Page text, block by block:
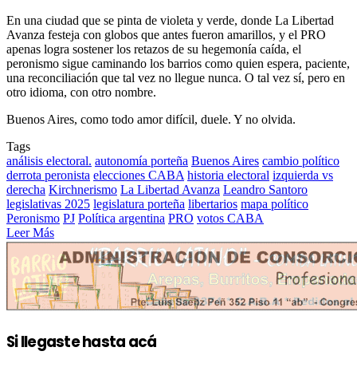
En una ciudad que se pinta de violeta y verde, donde La Libertad
Avanza festeja con globos que antes fueron amarillos, y el PRO
apenas logra sostener los retazos de su hegemonía caída, el
peronismo sigue caminando los barrios como quien espera, paciente,
una reconciliación que tal vez no llegue nunca. O tal vez sí, pero en
otro idioma, con otro nombre.
Buenos Aires, como todo amor difícil, duele. Y no olvida.
Tags
análisis electoral. autonomía porteña Buenos Aires cambio político
derrota peronista elecciones CABA historia electoral izquierda vs
derecha Kirchnerismo La Libertad Avanza Leandro Santoro
legislativas 2025 legislatura porteña libertarios mapa político
Peronismo PJ Política argentina PRO votos CABA
Leer Más
Si llegaste hasta acá